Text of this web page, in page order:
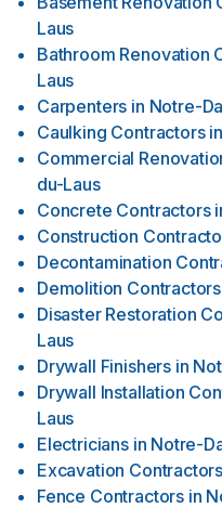
Laus
Bathroom Renovation
Laus
Carpenters in Notre-
Caulking Contractors in
Commercial
du-Laus
Concrete Contractors
Construction
Decontamination
Demolition Contractors
Disaster Restoration
Laus
Drywall Finishers in
Drywall Installation
Laus
Electricians in Notre-
Excavation Contractors
Fence Contractors in